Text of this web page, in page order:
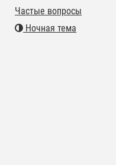
Частые вопросы
Ночная тема